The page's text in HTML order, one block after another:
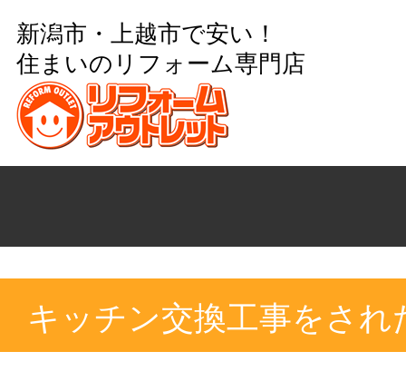
新潟市・上越市で安い！
住まいのリフォーム専門店
キッチン交換工事をさ